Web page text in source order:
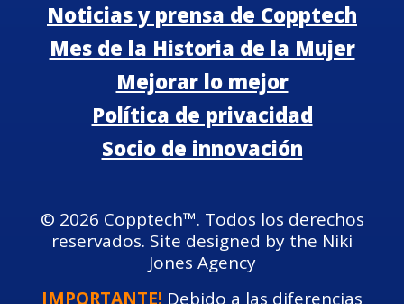
Noticias y prensa de Copptech
Mes de la Historia de la Mujer
Mejorar lo mejor
Política de privacidad
Socio de innovación
© 2026 Copptech™. Todos los derechos
reservados. Site designed by the Niki
Jones Agency
IMPORTANTE! Debido a las diferencias